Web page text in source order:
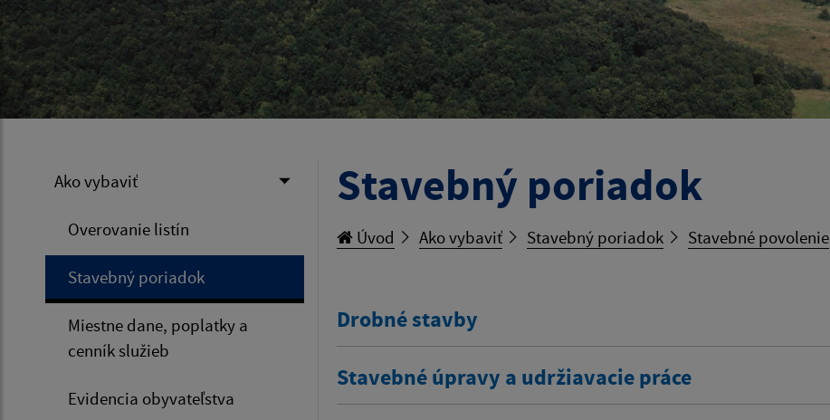
Ako vybaviť
Overovanie listín
Stavebný poriadok
Miestne dane, poplatky a
cenník služieb
Evidencia obyvateľstva
Stavebný poriadok
Úvod Ako vybaviť Stavebný poriadok Stavebné povolenie
Drobné stavby
Stavebné úpravy a udržiavacie práce